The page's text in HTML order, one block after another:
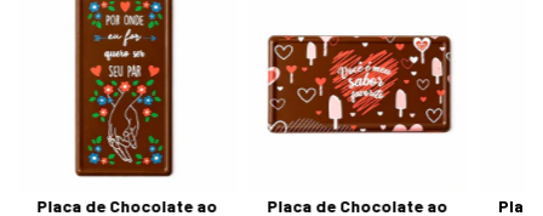
Placa de Chocolate ao
Placa de Chocolate ao